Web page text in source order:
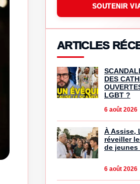
SOUTENIR
ARTICLES
DES
LGBT ?
6 août 2026
À Assise,
réveiller
de jeunes
6 août 2026